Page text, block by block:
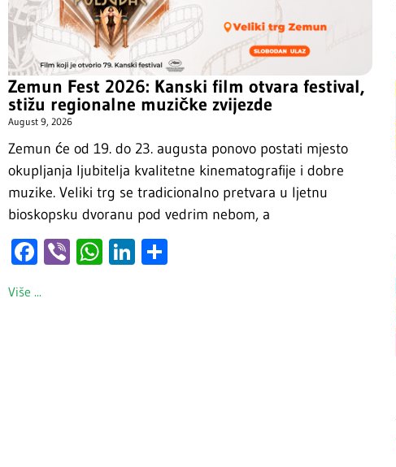
Zemun Fest 2026: Kanski film otvara festival,
stižu regionalne muzičke zvijezde
August 9, 2026
Zemun će od 19. do 23. augusta ponovo postati mjesto
okupljanja ljubitelja kvalitetne kinematografije i dobre
muzike. Veliki trg se tradicionalno pretvara u ljetnu
bioskopsku dvoranu pod vedrim nebom, a
Facebook
ViberWhatsApp
LinkedIn
Više ...